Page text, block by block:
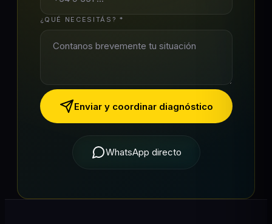
¿QUÉ NECESITÁS? *
Enviar y coordinar diagnóstico
WhatsApp directo